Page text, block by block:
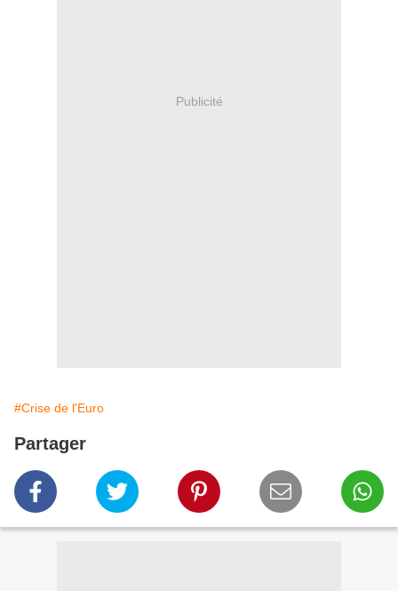
Publicité
#Crise de l'Euro
Partager